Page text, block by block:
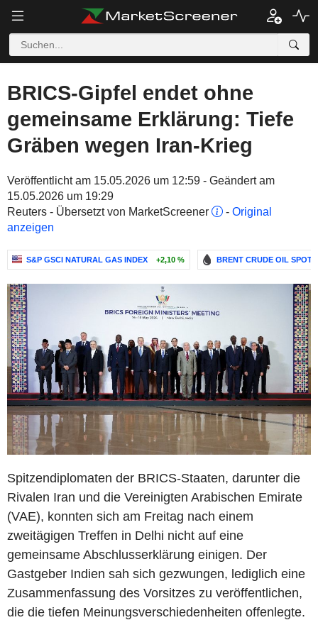
BRICS-Gipfel endet ohne
gemeinsame Erklärung: Tiefe
Gräben wegen Iran-Krieg
Veröffentlicht am 15.05.2026 um 12:59 - Geändert am
15.05.2026 um 19:29
Reuters - Übersetzt von MarketScreener
- Original
anzeigen
S&P GSCI NATURAL GAS INDEX +2,10 % BRENT CRUDE OIL SPOT
Spitzendiplomaten der BRICS-Staaten, darunter die
Rivalen Iran und die Vereinigten Arabischen Emirate
(VAE), konnten sich am Freitag nach einem
zweitägigen Treffen in Delhi nicht auf eine
gemeinsame Abschlusserklärung einigen. Der
Gastgeber Indien sah sich gezwungen, lediglich eine
Zusammenfassung des Vorsitzes zu veröffentlichen,
die die tiefen Meinungsverschiedenheiten offenlegte.